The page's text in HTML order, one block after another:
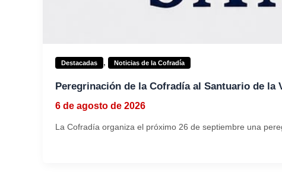
Destacadas , Noticias de la Cofradía
Peregrinación de la Cofradía al Santuario de la
6 de agosto de 2026
La Cofradía organiza el próximo 26 de septiembre una